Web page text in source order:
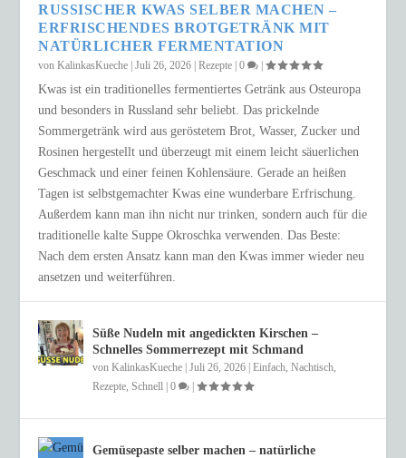
RUSSISCHER KWAS SELBER MACHEN –
ERFRISCHENDES BROTGETRÄNK MIT
NATÜRLICHER FERMENTATION
vonKalinkasKueche |Juli 26, 2026 |Rezepte |0 |
Kwas ist ein traditionelles fermentiertes Getränk aus Osteuropa
und besonders in Russland sehr beliebt. Das prickelnde
Sommergetränk wird aus geröstetem Brot, Wasser, Zucker und
Rosinen hergestellt und überzeugt mit einem leicht säuerlichen
Geschmack und einer feinen Kohlensäure. Gerade an heißen
Tagen ist selbstgemachter Kwas eine wunderbare Erfrischung.
Außerdem kann man ihn nicht nur trinken, sondern auch für die
traditionelle kalte Suppe Okroschka verwenden. Das Beste:
Nach dem ersten Ansatz kann man den Kwas immer wieder neu
ansetzen und weiterführen.
Süße Nudeln mit angedickten Kirschen –
Schnelles Sommerrezept mit Schmand
vonKalinkasKueche |Juli 26, 2026 |Einfach ,Nachtisch
Rezepte ,Schnell |0 |
Gemüsepaste selber machen – natürliche